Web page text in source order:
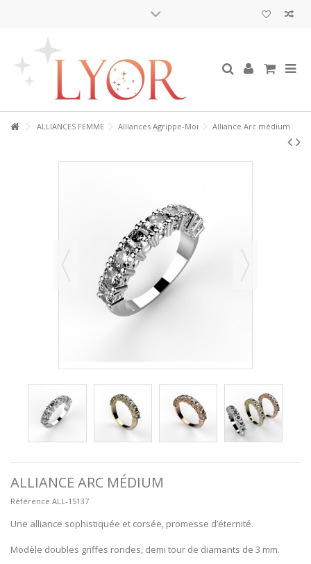
ALLIANCES FEMME Alliances Agrippe-Moi Alliance Arc médium
ALLIANCE ARC MÉDIUM
Référence ALL-15137
Une alliance sophistiquée et corsée, promesse d’éternité.
Modèle doubles griffes rondes, demi tour de diamants de 3 mm.